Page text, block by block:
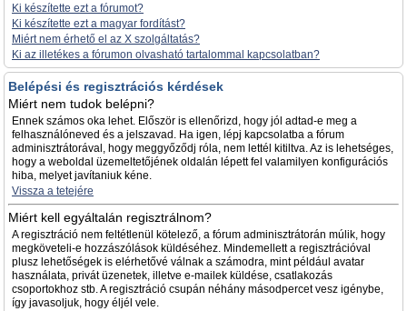
Ki készítette ezt a fórumot?
Ki készítette ezt a magyar fordítást?
Miért nem érhető el az X szolgáltatás?
Ki az illetékes a fórumon olvasható tartalommal kapcsolatban?
Belépési és regisztrációs kérdések
Miért nem tudok belépni?
Ennek számos oka lehet. Először is ellenőrizd, hogy jól adtad-e meg a
felhasználóneved és a jelszavad. Ha igen, lépj kapcsolatba a fórum
adminisztrátorával, hogy meggyőződj róla, nem lettél kitiltva. Az is lehetséges,
hogy a weboldal üzemeltetőjének oldalán lépett fel valamilyen konfigurációs
hiba, melyet javítaniuk kéne.
Vissza a tetejére
Miért kell egyáltalán regisztrálnom?
A regisztráció nem feltétlenül kötelező, a fórum adminisztrátorán múlik, hogy
megköveteli-e hozzászólások küldéséhez. Mindemellett a regisztrációval
plusz lehetőségek is elérhetővé válnak a számodra, mint például avatar
használata, privát üzenetek, illetve e-mailek küldése, csatlakozás
csoportokhoz stb. A regisztráció csupán néhány másodpercet vesz igénybe,
így javasoljuk, hogy éljél vele.